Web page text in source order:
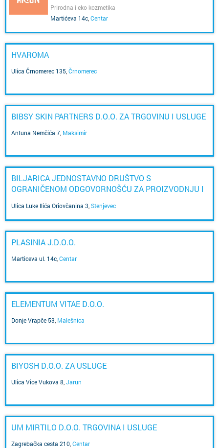
Prirodna i eko kozmetika
Martićeva 14c Centar
HVAROMA
Ulica Črnomerec 135 Črnomerec
BIBSY SKIN PARTNERS D.O.O. ZA TRGOVINU I USLUGE
Antuna Nemčića 7 Maksimir
BILJARICA JEDNOSTAVNO DRUŠTVO S
OGRANIČENOM ODGOVORNOŠĆU ZA PROIZVODNJU I
Ulica Luke Ilića Oriovčanina 3 Stenjevec
PLASINIA J.D.O.O.
Marticeva ul. 14c Centar
ELEMENTUM VITAE D.O.O.
Donje Vrapče 53 Malešnica
BIYOSH D.O.O. ZA USLUGE
Ulica Vice Vukova 8 Jarun
UM MIRTILO D.O.O. TRGOVINA I USLUGE
Zagrebačka cesta 210 Centar